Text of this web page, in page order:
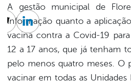
A gestão municipal de
informação quanto a
vacina contra a Covid-19
12 a 17 anos, que já tenham
pelo menos quatro meses. O
vacinar em todas as Unidades
Twitter
Linkedin